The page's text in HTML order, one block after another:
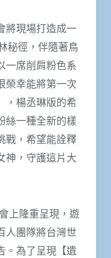
將現場打造成一
秘徑，伴隨著鳥
一席削肩粉色系
榮幸能將第一次
，楊丞琳版的希
絲一種全新的樣
戰，希望能詮釋
神，守護這片大
上隆重呈現，遊
人團隊將台灣世
。為了呈現【遺